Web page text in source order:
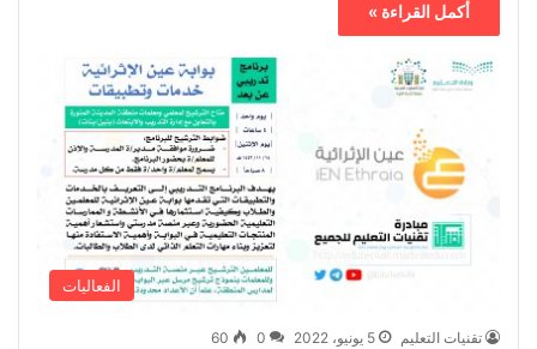
أكمل القراءة »
الفعاليات
تقنيات التعليم 5 يونيو، 2022 0
60